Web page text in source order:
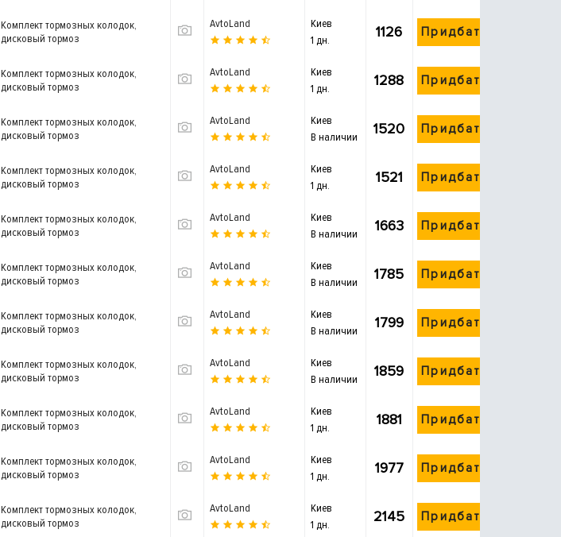
Комплект тормозных колодок,
дисковый тормоз
AvtoLand
Киев
1 дн.
1126 Придбати
Комплект тормозных колодок,
дисковый тормоз
AvtoLand
Киев
1 дн.
1288 Придбати
Комплект тормозных колодок,
дисковый тормоз
AvtoLand
Киев
В наличии
1520 Придбати
Комплект тормозных колодок,
дисковый тормоз
AvtoLand
Киев
1 дн.
1521 Придбати
Комплект тормозных колодок,
дисковый тормоз
AvtoLand
Киев
В наличии
1663 Придбати
Комплект тормозных колодок,
дисковый тормоз
AvtoLand
Киев
В наличии
1785 Придбати
Комплект тормозных колодок,
дисковый тормоз
AvtoLand
Киев
В наличии
1799 Придбати
Комплект тормозных колодок,
дисковый тормоз
AvtoLand
Киев
В наличии
1859 Придбати
Комплект тормозных колодок,
дисковый тормоз
AvtoLand
Киев
1 дн.
1881 Придбати
Комплект тормозных колодок,
дисковый тормоз
AvtoLand
Киев
1 дн.
1977 Придбати
Комплект тормозных колодок,
дисковый тормоз
AvtoLand
Киев
1 дн.
2145 Придбати